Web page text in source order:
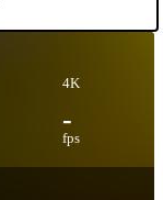
4K
-
fps